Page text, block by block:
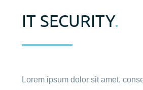
IT SECURITY.
Lorem ipsum dolor sit amet,